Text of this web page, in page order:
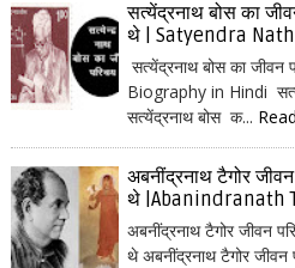
सत्येंद्रनाथ बोस का
थे | Satyendra
सत्येंद्रनाथ बोस का
Biography in Hindi
सत्येंद्रनाथ बोस क...
अबनींद्रनाथ टैगोर
थे |Abanindranath
अबनींद्रनाथ टैगोर जीवन
थे अबनींद्रनाथ टैगोर जीवन